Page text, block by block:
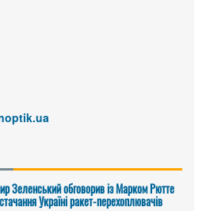
Зеленський обговорив із Марком Рютте
Україні ракет-перехоплювачів